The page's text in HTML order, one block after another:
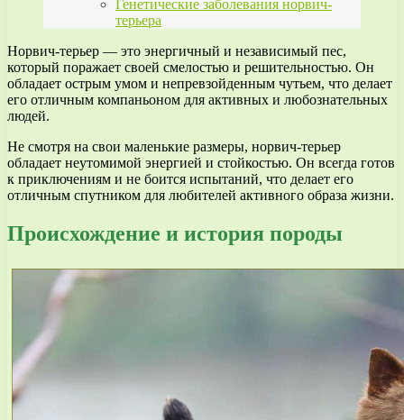
Генетические заболевания норвич-
терьера
Норвич-терьер — это энергичный и независимый пес,
который поражает своей смелостью и решительностью. Он
обладает острым умом и непревзойденным чутьем, что делает
его отличным компаньоном для активных и любознательных
людей.
Не смотря на свои маленькие размеры, норвич-терьер
обладает неутомимой энергией и стойкостью. Он всегда готов
к приключениям и не боится испытаний, что делает его
отличным спутником для любителей активного образа жизни.
Происхождение и история породы